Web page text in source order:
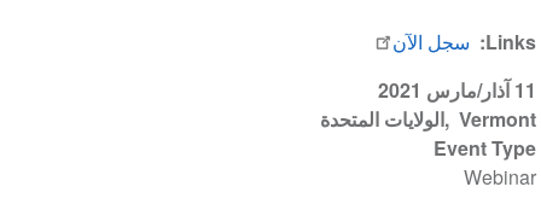
11 آذار/مارس 2021
Vermont الولايات المتحدة
Event Type
Webinar
Links سجل الآن